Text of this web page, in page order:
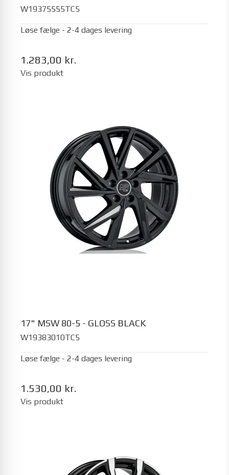
W19375555TC5
Løse fælge - 2-4 dages levering
1.283,00 kr.
Vis produkt
17" MSW 80-5 - GLOSS BLACK
W19383010TC5
Løse fælge - 2-4 dages levering
1.530,00 kr.
Vis produkt